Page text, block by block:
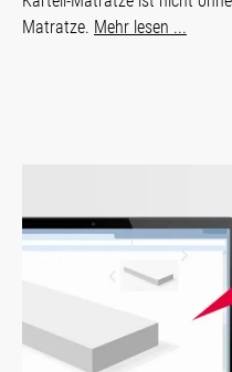
Matratze. Mehr lesen ...